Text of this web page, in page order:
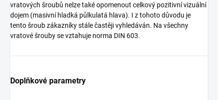
vratových šroubů nelze také opomenout celkový pozitivní vizuální
dojem (masivní hladká půlkulatá hlava). I z tohoto důvodu je
tento šroub zákazníky stále častěji vyhledáván. Na všechny
vratové šrouby se vztahuje norma DIN 603.
Doplňkové parametry